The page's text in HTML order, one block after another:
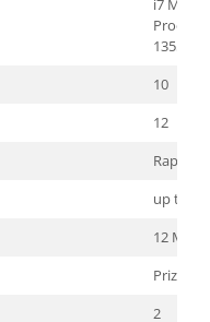
i7
1355U
10
12
Raptor
up to 5
12 MB
Priză
2